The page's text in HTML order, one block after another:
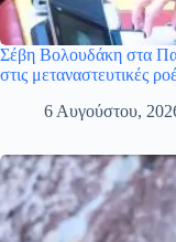
Σέβη Βολουδάκη στα
στις μεταναστευτικές
6 Αυγούστου,